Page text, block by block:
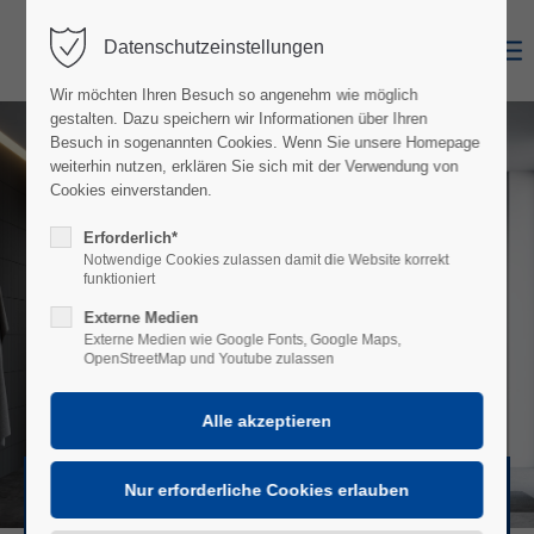
Login
Benutzername
Passwort
Anmelden
Support
Lorem ipsum dolor sit amet:
von A bis Z
MEHR INFOS
Datenschutzeinstellungen
Wir möchten Ihren Besuch so angenehm wie möglich
gestalten. Dazu speichern wir Informationen über Ihren
Besuch in sogenannten Cookies. Wenn Sie unsere Homepage
weiterhin nutzen, erklären Sie sich mit der Verwendung von
Cookies einverstanden.
Erforderlich*
Notwendige Cookies zulassen damit die Website korrekt
funktioniert
Externe Medien
Externe Medien wie Google Fonts, Google Maps,
OpenStreetMap und Youtube zulassen